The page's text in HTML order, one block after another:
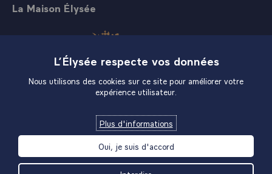
La Maison Élysée
L’Élysée respecte vos données
Nous utilisons des cookies sur ce site pour améliorer votre
expérience utilisateur.
Plus d'informations
Oui, je suis d'accord